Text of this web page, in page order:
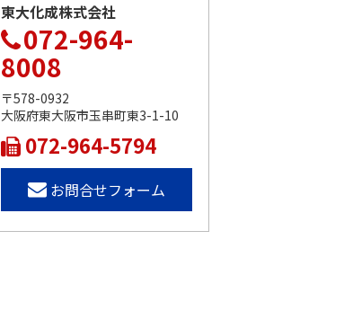
東大化成株式会社
072-964-
8008
〒578-0932
大阪府東大阪市玉串町東3-1-10
072-964-5794
お問合せフォーム